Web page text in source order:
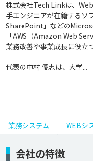
株式会社Tech Linkは、
手エンジニアが在籍するソ
SharePoint」などの
「AWS（Amazon Web
業務改善や事業成長に役立
代表の中村 優志は、大学...
業務システム WEBシ
会社の特徴